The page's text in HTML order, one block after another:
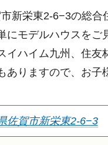
新栄東2-6−3の総
にモデルハウスを
イハイム九州、住
りますので、お子
佐賀市新栄東2-6−3